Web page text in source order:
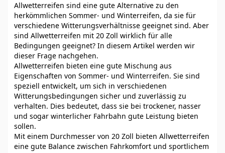
Allwetterreifen sind eine gute Alternative zu den
herkömmlichen Sommer- und Winterreifen, da sie für
verschiedene Witterungsverhältnisse geeignet sind. Aber
sind Allwetterreifen mit 20 Zoll wirklich für alle
Bedingungen geeignet? In diesem Artikel werden wir
dieser Frage nachgehen.
Allwetterreifen bieten eine gute Mischung aus
Eigenschaften von Sommer- und Winterreifen. Sie sind
speziell entwickelt, um sich in verschiedenen
Witterungsbedingungen sicher und zuverlässig zu
verhalten. Dies bedeutet, dass sie bei trockener, nasser
und sogar winterlicher Fahrbahn gute Leistung bieten
sollen.
Mit einem Durchmesser von 20 Zoll bieten Allwetterreifen
eine gute Balance zwischen Fahrkomfort und sportlichem